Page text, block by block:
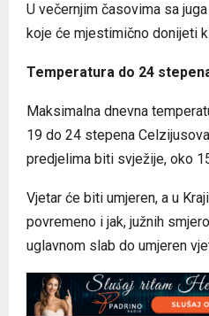
U večernjim časovima sa
koje će mjestimično donijeti
Temperatura do 24
Maksimalna dnevna
19 do 24 stepena
predjelima biti svježije, oko
Vjetar će biti umjeren, a u
povremeno i jak, južnih
uglavnom slab do umjeren